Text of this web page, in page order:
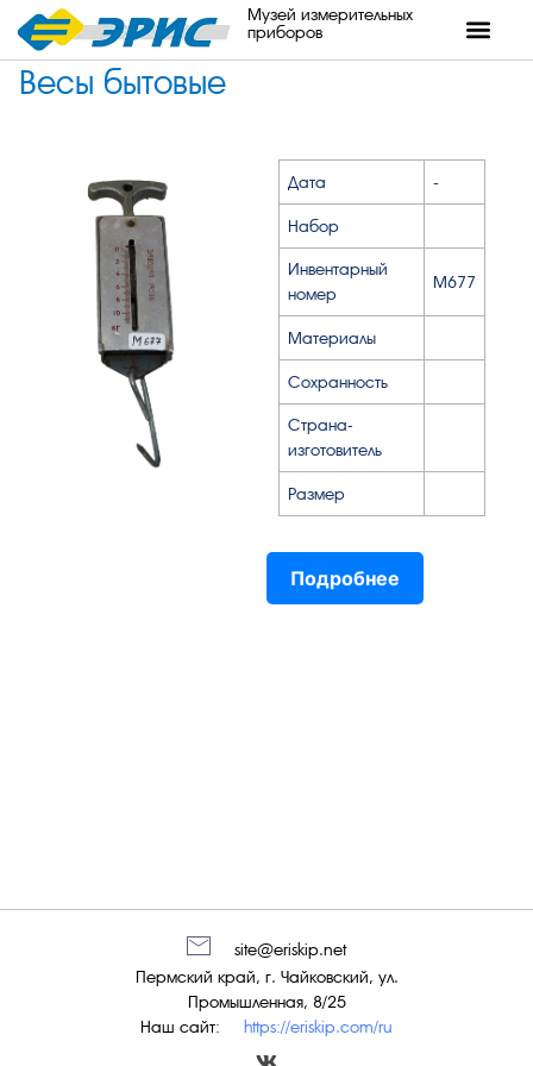
Музей измерительных
приборов
Весы бытовые
Дата -
Набор
Инвентарный
номер
М677
Материалы
Сохранность
Страна-
изготовитель
Размер
Подробнее
Наш сайт: https://eriskip.com/ru
Пермский край, г. Чайковский, ул.
Промышленная, 8/25
site@eriskip.net